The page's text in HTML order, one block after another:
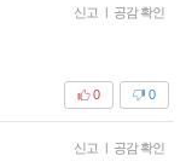
신고 | 공감 확인
0
0
신고 | 공감 확인